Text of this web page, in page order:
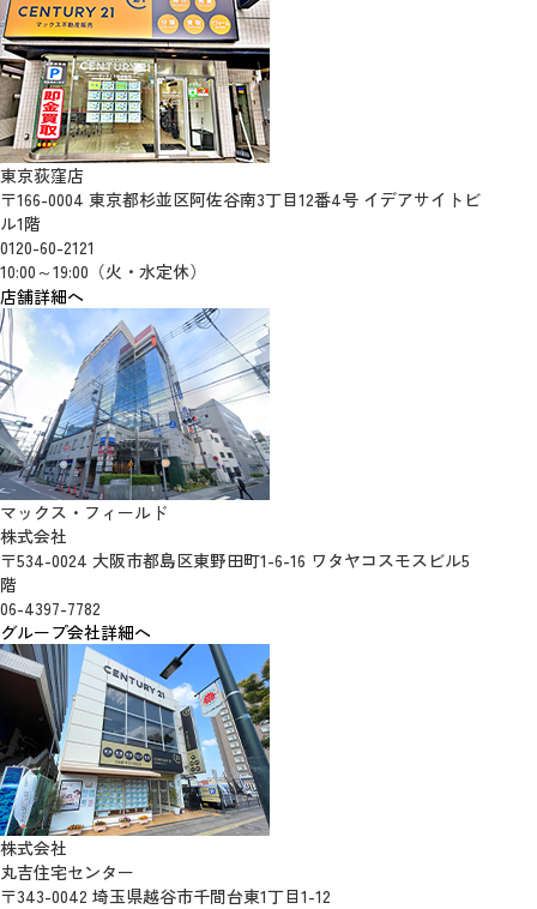
東京荻窪店
〒166-0004 東京都杉並区阿佐谷南3丁目12番4号 イデアサイトビ
ル1階
0120-60-2121
10:00～19:00（火・水定休）
店舗詳細へ
マックス・フィールド
株式会社
〒534-0024 大阪市都島区東野田町1-6-16 ワタヤコスモスビル5
階
06-4397-7782
グループ会社詳細へ
株式会社
丸吉住宅センター
〒343-0042 埼玉県越谷市千間台東1丁目1-12